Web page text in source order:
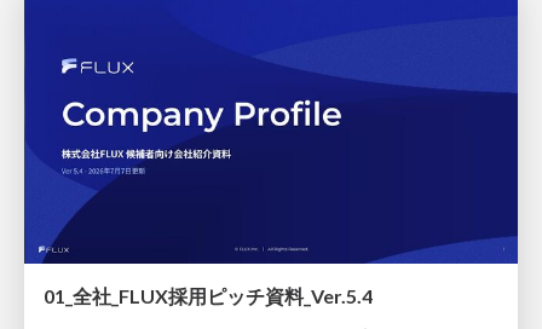
01_全社_FLUX採用ピッチ資料_Ver.5.4